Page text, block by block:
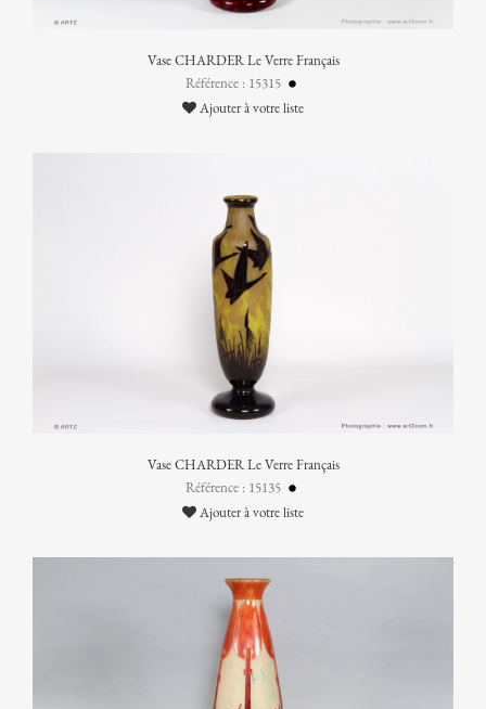
Vase CHARDER Le Verre Français
Référence : 15315
Ajouter à votre liste
Vase CHARDER Le Verre Français
Référence : 15135
Ajouter à votre liste